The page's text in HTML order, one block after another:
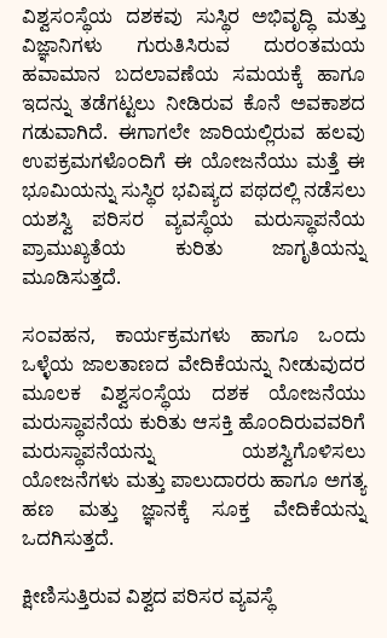
ವಿಶ್ವಸಂಸ್ಥೆಯ ದಶಕವು ಸುಸ್ಥಿರ ಅಭಿವೃದ್ಧಿ ಮತ್ತು
ವಿಜ್ಞಾನಿಗಳು ಗುರುತಿಸಿರುವ ದುರಂತಮಯ
ಹವಾಮಾನ ಬದಲಾವಣೆಯ ಸಮಯಕ್ಕೆ ಹಾಗೂ
ಇದನ್ನು ತಡೆಗಟ್ಟಲು ನೀಡಿರುವ ಕೊನೆ ಅವಕಾಶದ
ಗಡುವಾಗಿದೆ. ಈಗಾಗಲೇ ಜಾರಿಯಲ್ಲಿರುವ ಹಲವು
ಉಪಕ್ರಮಗಳೊಂದಿಗೆ ಈ ಯೋಜನೆಯು ಮತ್ತೆ ಈ
ಭೂಮಿಯನ್ನು ಸುಸ್ಥಿರ ಭವಿಷ್ಯದ ಪಥದಲ್ಲಿ ನಡೆಸಲು
ಯಶಸ್ವಿ ಪರಿಸರ ವ್ಯವಸ್ಥೆಯ ಮರುಸ್ಥಾಪನೆಯ
ಪ್ರಾಮುಖ್ಯತೆಯ ಕುರಿತು ಜಾಗೃತಿಯನ್ನು
ಮೂಡಿಸುತ್ತದೆ.
ಸಂವಹನ, ಕಾರ್ಯಕ್ರಮಗಳು ಹಾಗೂ ಒಂದು
ಒಳ್ಳೆಯ ಜಾಲತಾಣದ ವೇದಿಕೆಯನ್ನು ನೀಡುವುದರ
ಮೂಲಕ ವಿಶ್ವಸಂಸ್ಥೆಯ ದಶಕ ಯೋಜನೆಯು
ಮರುಸ್ಥಾಪನೆಯ ಕುರಿತು ಆಸಕ್ತಿ ಹೊಂದಿರುವವರಿಗೆ
ಮರುಸ್ಥಾಪನೆಯನ್ನು ಯಶಸ್ವಿಗೊಳಿಸಲು
ಯೋಜನೆಗಳು ಮತ್ತು ಪಾಲುದಾರರು ಹಾಗೂ ಅಗತ್ಯ
ಹಣ ಮತ್ತು ಜ್ಞಾನಕ್ಕೆ ಸೂಕ್ತ ವೇದಿಕೆಯನ್ನು
ಒದಗಿಸುತ್ತದೆ.
ಕ್ಷೀಣಿಸುತ್ತಿರುವ ವಿಶ್ವದ ಪರಿಸರ ವ್ಯವಸ್ಥೆ